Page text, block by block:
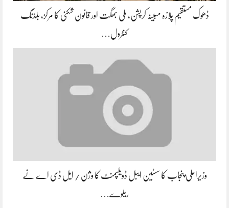
ڈھوک مستقیم پلازہ مبینہ کرپشن، ملی بھگت اور قانون شکنی کا مرکز، بلڈنگ
کنٹرول…
وزیراعلی پنجاب کا سسٹین ایبل ڈویلپمنٹ کا وژن / ایل ڈی اے نے
ریلوے…